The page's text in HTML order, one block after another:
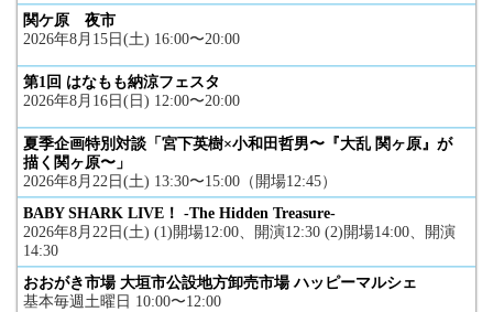
関ケ原 夜市
2026年8月15日(土) 16:00〜20:00
第1回 はなもも納涼フェスタ
2026年8月16日(日) 12:00〜20:00
夏季企画特別対談「宮下英樹×小和田哲男〜『大乱 関ヶ原』が
描く関ヶ原〜」
2026年8月22日(土) 13:30〜15:00（開場12:45）
BABY SHARK LIVE！ -The Hidden Treasure-
2026年8月22日(土) (1)開場12:00、開演12:30 (2)開場14:00、開演
14:30
おおがき市場 大垣市公設地方卸売市場 ハッピーマルシェ
基本毎週土曜日 10:00〜12:00